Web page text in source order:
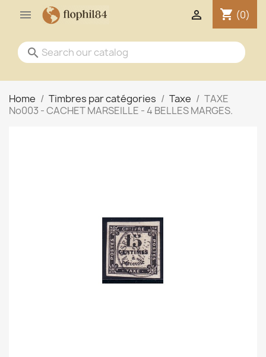
 shopping_cart (0)

search
Home Timbres par catégories Taxe
TAXE
No003 - CACHET MARSEILLE - 4 BELLES MARGES.